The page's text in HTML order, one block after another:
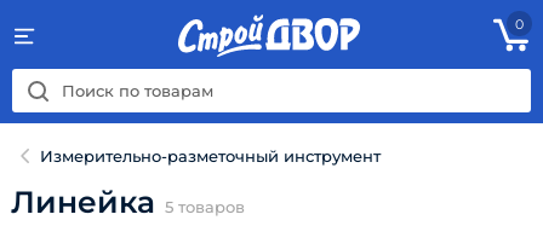
0
Измерительно-разметочный инструмент
Линейка 5 товаров